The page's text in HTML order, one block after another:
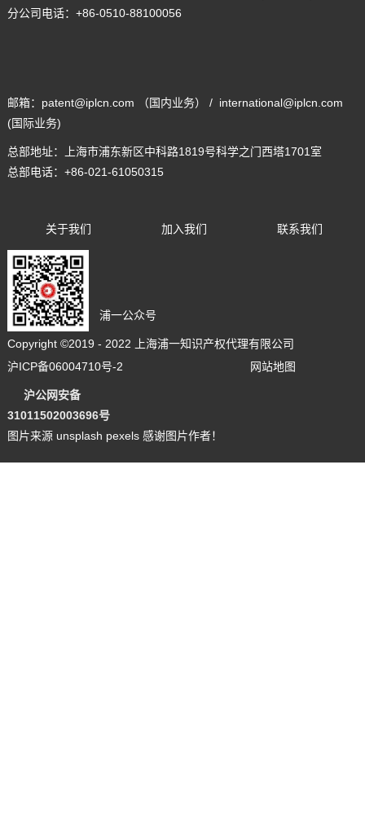
分公司电话： +86-0510-88100056
邮箱：patent@iplcn.com （国内业务） / international@iplcn.com
(国际业务)
总部地址：
上海市浦东新区中科路1819号科学之门西塔1701室
总部电话： +86-021-61050315
关于我们 加入我们 联系我们
浦一公众号
Copyright ©2019 - 2022 上海浦一知识产权代理有限公司
沪ICP备06004710号-2
网站地图
沪公网安备
31011502003696号
图片来源 unsplash pexels 感谢图片作者！